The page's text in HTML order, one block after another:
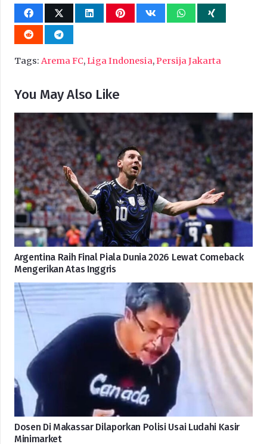
Tags: Arema FC,Liga Indonesia,Persija Jakarta
You May Also Like
Argentina Raih Final Piala Dunia 2026 Lewat Comeback
Mengerikan Atas Inggris
Dosen Di Makassar Dilaporkan Polisi Usai Ludahi Kasir
Minimarket